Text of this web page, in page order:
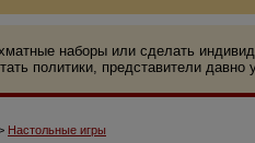
наборы или сделать
политики, представители
Настольные игры